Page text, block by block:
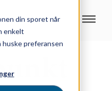
din sporet når
enkelt
huske preferansen